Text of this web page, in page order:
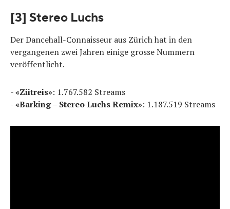
[3] Stereo Luchs
Der Dancehall-Connaisseur aus Zürich hat in den
vergangenen zwei Jahren einige grosse Nummern
veröffentlicht.
-«Ziitreis»: 1.767.582 Streams
-«Barking – Stereo Luchs Remix»: 1.187.519 Streams